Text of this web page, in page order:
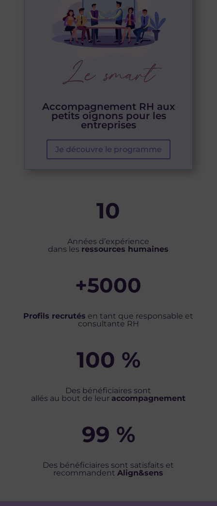
Le smart
Accompagnement RH aux
petits oignons pour les
entreprises
Je découvre le programme
10
Années d’expérience
dans les ressources humaines
+5000
Profils recrutés en tant que responsable et
consultante RH
100 %
Des bénéficiaires sont
allés au bout de leuraccompagnement
99 %
Des bénéficiaires sont satisfaits et
recommandentAlign&sens